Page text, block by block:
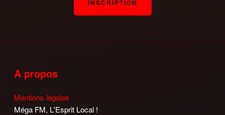
A propos
Mentions légales
Méga FM, L'Esprit Local !